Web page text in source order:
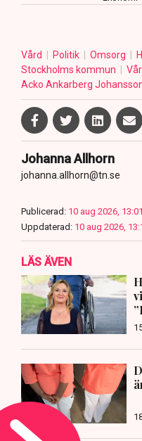
Vård Politik Omsorg
Stockholms kommun
Acko Ankarberg
Johanna Allhorn
johanna.allhorn@tn.se
Publicerad: 10 aug 2026, 13:01
Uppdaterad: 10 aug 2026,
LÄS ÄVEN